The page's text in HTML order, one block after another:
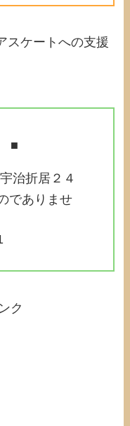
スケートへの支援
■
治折居２４
でありませ
ク